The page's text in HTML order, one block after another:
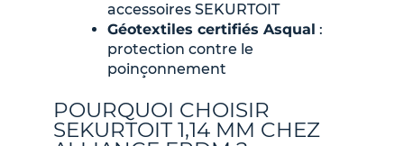
accessoires SEKURTOIT
Géotextiles certifiés Asqual :
protection contre le
poinçonnement
POURQUOI CHOISIR
SEKURTOIT 1,14 MM CHEZ